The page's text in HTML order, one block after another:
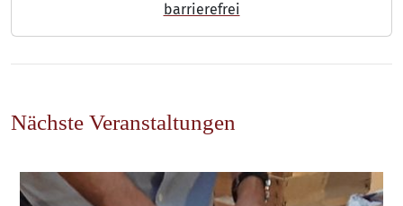
barrierefrei
Nächste Veranstaltungen